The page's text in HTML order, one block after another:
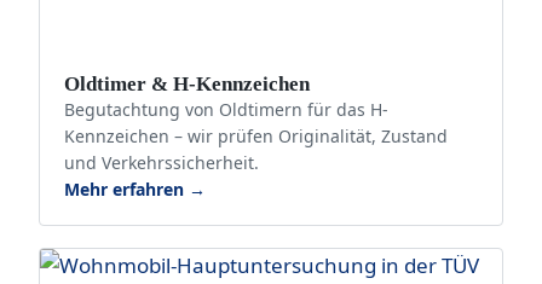
Oldtimer & H-Kennzeichen
Begutachtung von Oldtimern für das H-
Kennzeichen – wir prüfen Originalität, Zustand
und Verkehrssicherheit.
Mehr erfahren →